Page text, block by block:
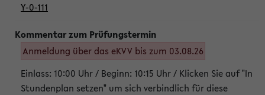
Y-0-111
Anmeldung über das eKVV bis zum 03.08.26
Einlass: 10:00 Uhr / Beginn: 10:15 Uhr / Klicken Sie auf "In
Stundenplan setzen" um sich verbindlich für diese